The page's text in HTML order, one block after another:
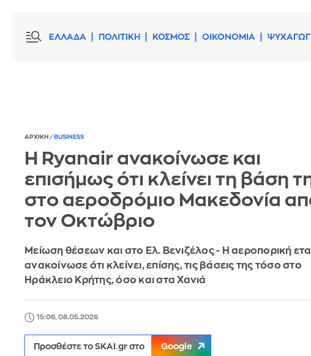
ΕΛΛΑΔΑ ΠΟΛΙΤΙΚΗ ΚΟΣΜΟΣ ΟΙΚΟΝΟΜΙΑ
ΑΡΧΙΚΗ / BUSINESS
Η Ryanair ανακοίνωσε και
επισήμως ότι κλείνει τη βάση
στο αεροδρόμιο Μακεδονία
τον Οκτώβριο
Μείωση θέσεων και στο Ελ. Βενιζέλος - Η αεροπορική
ανακοίνωσε ότι κλείνει, επίσης, τις βάσεις της τόσο στο
Ηράκλειο Κρήτης, όσο και στα Χανιά
15:06, 08.05.2026
Προσθέστε το SKAI.gr στο Google